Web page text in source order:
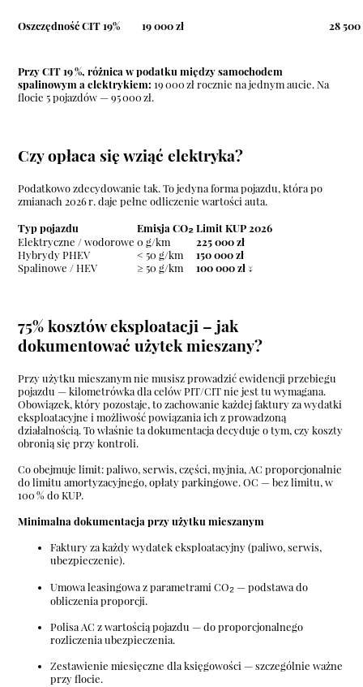
Oszczędność CIT 19% 19 000 zł 28 500
Przy CIT 19 %, różnica w podatku między samochodem
spalinowym a elektrykiem:19 000 zł rocznie na jednym aucie. Na
flocie 5 pojazdów — 95 000 zł.
Czy opłaca się wziąć elektryka?
Podatkowo zdecydowanie tak. To jedyna forma pojazdu, która po
zmianach 2026 r. daje pełne odliczenie wartości auta.
Typ pojazdu Emisja CO₂ Limit KUP 2026
Elektryczne / wodorowe 0 g/km
225 000 zł
Hybrydy PHEV
< 50 g/km
150 000 zł
Spalinowe / HEV
≥ 50 g/km 100 000 zł ↓
75% kosztów eksploatacji – jak
dokumentować użytek mieszany?
Przy użytku mieszanym nie musisz prowadzić ewidencji przebiegu
pojazdu — kilometrówka dla celów PIT/CIT nie jest tu wymagana.
Obowiązek, który pozostaje, to zachowanie każdej faktury za wydatki
eksploatacyjne i możliwość powiązania ich z prowadzoną
działalnością. To właśnie ta dokumentacja decyduje o tym, czy koszty
obronią się przy kontroli.
Co obejmuje limit: paliwo, serwis, części, myjnia, AC proporcjonalnie
do limitu amortyzacyjnego, opłaty parkingowe. OC — bez limitu, w
100 % do KUP.
Minimalna dokumentacja przy użytku mieszanym
Faktury za każdy wydatek eksploatacyjny (paliwo, serwis,
ubezpieczenie).
Umowa leasingowa z parametrami CO₂ — podstawa do
obliczenia proporcji.
Polisa AC z wartością pojazdu — do proporcjonalnego
rozliczenia ubezpieczenia.
Zestawienie miesięczne dla księgowości — szczególnie ważne
przy flocie.